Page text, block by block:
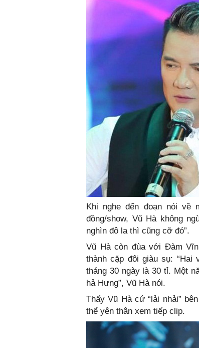
Khi nghe đến đoạn nói về
đồng/show, Vũ Hà không
nghìn đô la thì cũng cỡ đó”.
Vũ Hà còn đùa với Đàm
thành cặp đôi giàu sụ:
tháng 30 ngày là 30 tỉ. Một
hả Hưng”, Vũ Hà nói.
Thấy Vũ Hà cứ “lải nhải”
thể yên thân xem tiếp clip.